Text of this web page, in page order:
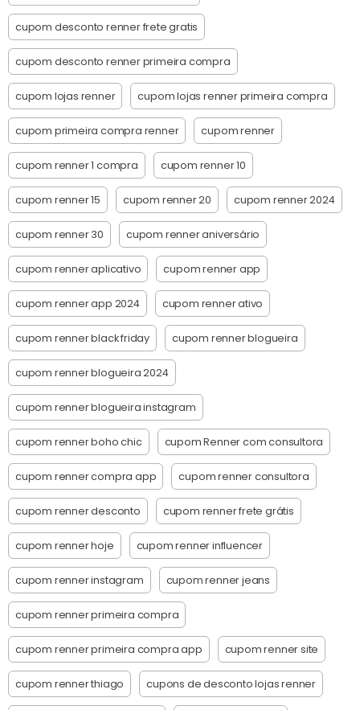
cupom desconto renner frete gratis
cupom desconto renner primeira compra
cupom lojas renner cupom lojas renner primeira compra
cupom primeira compra renner cupom renner
cupom renner 1 compra cupom renner 10
cupom renner 15 cupom renner 20 cupom renner 2024
cupom renner 30 cupom renner aniversário
cupom renner aplicativo cupom renner app
cupom renner app 2024 cupom renner ativo
cupom renner black friday cupom renner blogueira
cupom renner blogueira 2024
cupom renner blogueira instagram
cupom renner boho chic cupom Renner com consultora
cupom renner compra app cupom renner consultora
cupom renner desconto cupom renner frete grátis
cupom renner hoje cupom renner influencer
cupom renner instagram cupom renner jeans
cupom renner primeira compra
cupom renner primeira compra app cupom renner site
cupom renner thiago cupons de desconto lojas renner